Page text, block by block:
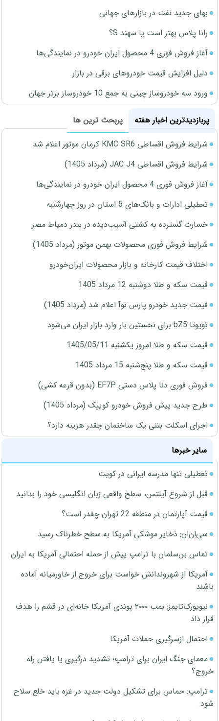
بهای جدید نفت در بازارهای جهانی
رانا پلاس بهتر است یا سهند S؟
آغاز فروش فوری 4 محصول ایران خودرو در نمایندگی‌ها
دلیل افزایش قیمت خودروهای برقی در بازار
ورود سه خودروساز چینی به جمع 10 خودروساز برتر جهان
پربازدیدترین اخبار هفته
پربحث ترین ها
شرایط فروش اقساطی KMC SR6 کرمان موتور اعلام شد
شرایط فروش اقساطی JAC J4 (مرداد 1405)
آغاز فروش فوری 4 محصول ایران خودرو در نمایندگی‌ها
تعطیلی ادارات و بانک‌های 5 استان در روز چهارشنبه
خسارت گسترده به کشتی آسیب‌دیده در بندر دمیاط مصر
شرایط فروش فوری محصولات بهمن موتور (مرداد 1405)
اختلاف قیمت کارخانه و بازار محصولات ایران‌خودرو
قیمت سکه و طلا دوشنبه 12 مرداد 1405
قیمت جدید خودرو پارس نوآ اعلام شد (مرداد 1405)
تویوتا bZ5 برای نخستین بار وارد بازار ایران می‌شود
قیمت سکه و طلا امروز یکشنبه 1405/05/11
قیمت سکه و طلا پنج‌شنبه 15 مرداد 1405
فروش فوری دنا پلاس دستی EF7P (بدون قرعه کشی)
طرح جدید پیش فروش خودرو کوییک (مرداد 1405)
اجرای اسکلت بتنی یک ساختمان چقدر هزینه دارد؟
سایر خبرها
تعطیلی تنها مدرسه ایرانی در کویت
قبل از شروع آیلتس، سطح واقعی زبان انگلیسی خود را بدانید
قیمت آپارتمان در منطقه 22 تهران چقدر است؟
سی‌ان‌ان: ذخایر موشکی آمریکا به سطح خطرناک رسید
تماس بن‌سلمان با ترامپ پیش از حمله احتمالی آمریکا به ایران
آمریکا از شهروندانش خواست برای خروج از خاورمیانه آماده
باشند
نیویورک‌تایمز: بمب ۲۰۰۰ پوندی آمریکا خانه‌ای در قشم را هدف
قرار داد
احتمال ازسرگیری حملات آمریکا
معمای جنگ ایران برای ترامپ؛ تشدید درگیری یا یافتن راه
خروج؟
ترامپ: حماس برای تشکیل دولت جدید در غزه باید خلع سلاح
شود